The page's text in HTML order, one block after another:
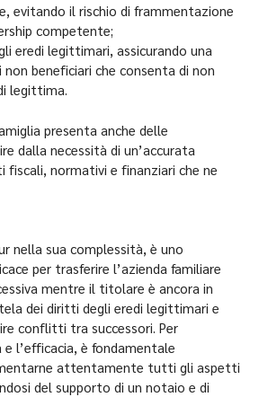
evitando il rischio di frammentazione
competente;
eredi legittimari, assicurando una
beneficiari che consenta di non
legittima.
presenta anche delle
dalla necessità di un’accurata
fiscali, normativi e finanziari che ne
nella sua complessità, è uno
per trasferire l’azienda familiare
mentre il titolare è ancora in
dei diritti degli eredi legittimari e
conflitti tra successori. Per
l’efficacia, è fondamentale
attentamente tutti gli aspetti
del supporto di un notaio e di